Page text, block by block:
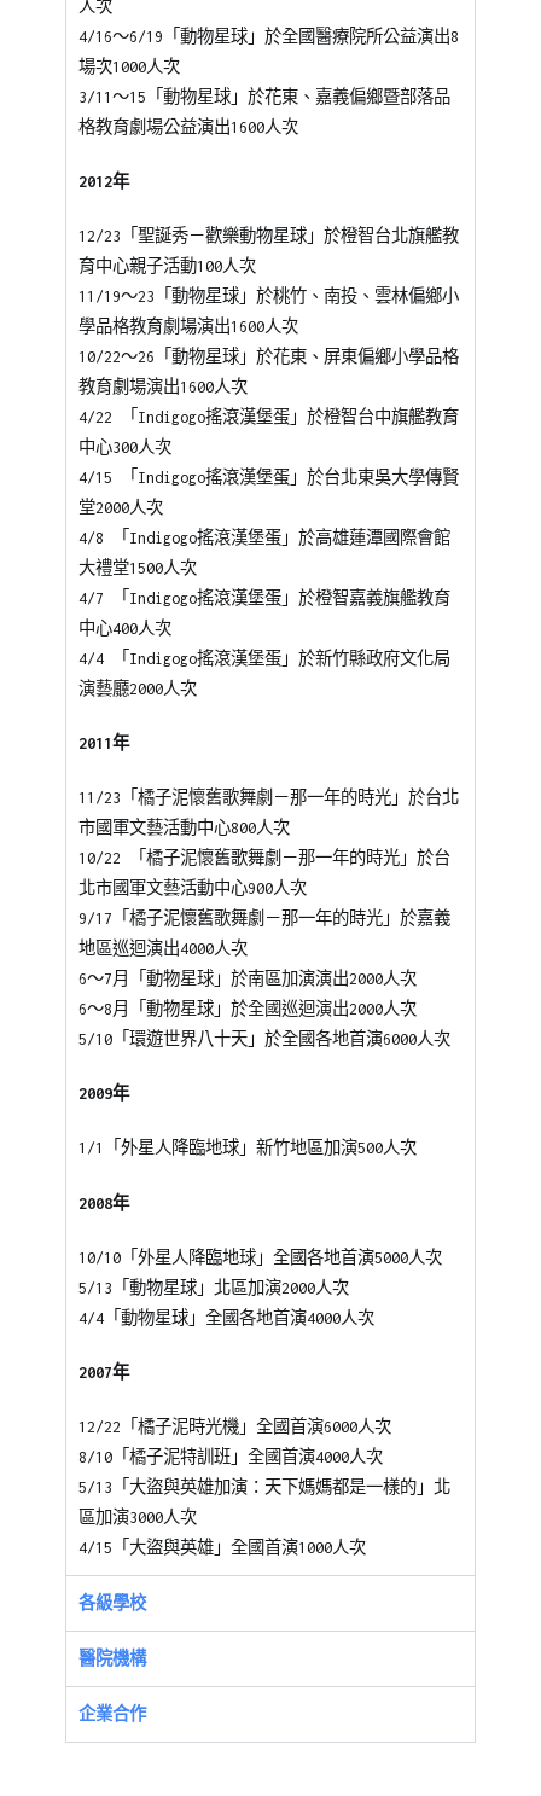
人次
4/16～6/19「動物星球」於全國醫療院所公益演出8
場次1000人次
3/11～15「動物星球」於花東、嘉義偏鄉暨部落品
格教育劇場公益演出1600人次
2012年
12/23「聖誕秀－歡樂動物星球」於橙智台北旗艦教
育中心親子活動100人次
11/19～23「動物星球」於桃竹、南投、雲林偏鄉小
學品格教育劇場演出1600人次
10/22～26「動物星球」於花東、屏東偏鄉小學品格
教育劇場演出1600人次
4/22 「Indigogo搖滾漢堡蛋」於橙智台中旗艦教育
中心300人次
4/15 「Indigogo搖滾漢堡蛋」於台北東吳大學傳賢
堂2000人次
4/8 「Indigogo搖滾漢堡蛋」於高雄蓮潭國際會館
大禮堂1500人次
4/7 「Indigogo搖滾漢堡蛋」於橙智嘉義旗艦教育
中心400人次
4/4 「Indigogo搖滾漢堡蛋」於新竹縣政府文化局
演藝廳2000人次
2011年
11/23「橘子泥懷舊歌舞劇－那一年的時光」於台北
市國軍文藝活動中心800人次
10/22 「橘子泥懷舊歌舞劇－那一年的時光」於台
北市國軍文藝活動中心900人次
9/17「橘子泥懷舊歌舞劇－那一年的時光」於嘉義
地區巡迴演出4000人次
6～7月「動物星球」於南區加演演出2000人次
6～8月「動物星球」於全國巡迴演出2000人次
5/10「環遊世界八十天」於全國各地首演6000人次
2009年
1/1「外星人降臨地球」新竹地區加演500人次
2008年
10/10「外星人降臨地球」全國各地首演5000人次
5/13「動物星球」北區加演2000人次
4/4「動物星球」全國各地首演4000人次
2007年
12/22「橘子泥時光機」全國首演6000人次
8/10「橘子泥特訓班」全國首演4000人次
5/13「大盜與英雄加演：天下媽媽都是一樣的」北
區加演3000人次
4/15「大盜與英雄」全國首演1000人次
各級學校
醫院機構
企業合作